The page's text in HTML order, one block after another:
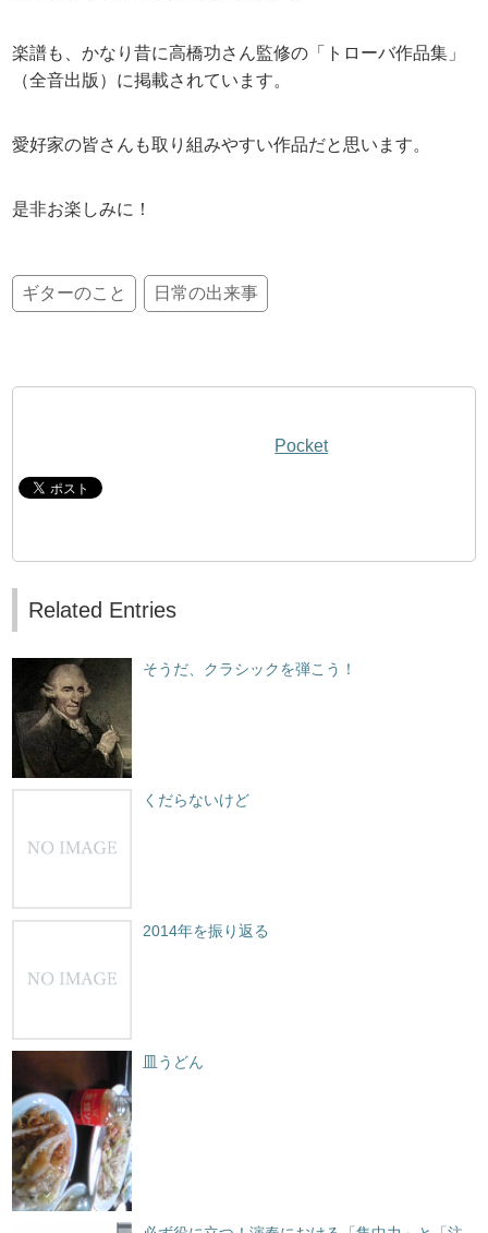
楽譜も、かなり昔に高橋功さん監修の「トローバ作品集」
（全音出版）に掲載されています。
愛好家の皆さんも取り組みやすい作品だと思います。
是非お楽しみに！
ギターのこと 日常の出来事
Pocket
Related Entries
そうだ、クラシックを弾こう！
くだらないけど
2014年を振り返る
皿うどん